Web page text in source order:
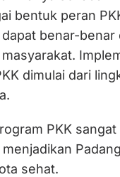
bentuk peran
benar-benar
dimulai dari
PKK sangat
sehat.